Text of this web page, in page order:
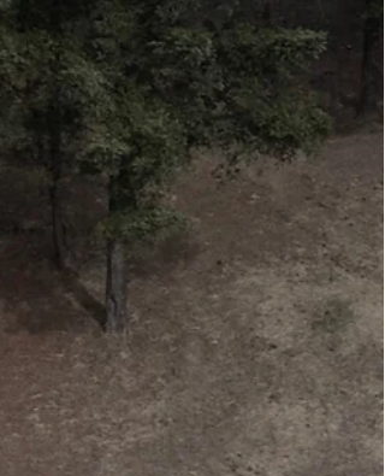
Chums出野炊食譜！由日本主廚監修